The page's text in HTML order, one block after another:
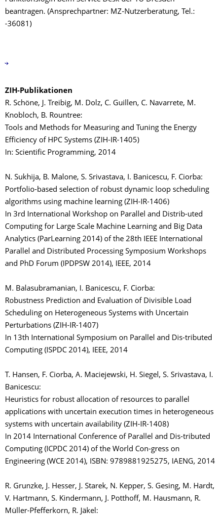
beantragen. (Ansprechpartner: MZ-Nutzerberatung, Tel.:
-36081)
ZIH-Publikationen
R. Schöne, J. Treibig, M. Dolz, C. Guillen, C. Navarrete, M.
Knobloch, B. Rountree:
Tools and Methods for Measuring and Tuning the Energy
Efficiency of HPC Systems (ZIH-IR-1405)
In: Scientific Programming, 2014
N. Sukhija, B. Malone, S. Srivastava, I. Banicescu, F. Ciorba:
Portfolio-based selection of robust dynamic loop scheduling
algorithms using machine learning (ZIH-IR-1406)
In 3rd International Workshop on Parallel and Distrib-uted
Computing for Large Scale Machine Learning and Big Data
Analytics (ParLearning 2014) of the 28th IEEE International
Parallel and Distributed Processing Symposium Workshops
and PhD Forum (IPDPSW 2014), IEEE, 2014
M. Balasubramanian, I. Banicescu, F. Ciorba:
Robustness Prediction and Evaluation of Divisible Load
Scheduling on Heterogeneous Systems with Uncertain
Perturbations (ZIH-IR-1407)
In 13th International Symposium on Parallel and Dis-tributed
Computing (ISPDC 2014), IEEE, 2014
T. Hansen, F. Ciorba, A. Maciejewski, H. Siegel, S. Srivastava, I.
Banicescu:
Heuristics for robust allocation of resources to parallel
applications with uncertain execution times in heterogeneous
systems with uncertain availability (ZIH-IR-1408)
In 2014 International Conference of Parallel and Dis-tributed
Computing (ICPDC 2014) of the World Con-gress on
Engineering (WCE 2014), ISBN: 9789881925275, IAENG, 2014
R. Grunzke, J. Hesser, J. Starek, N. Kepper, S. Gesing, M. Hardt,
V. Hartmann, S. Kindermann, J. Potthoff, M. Hausmann, R.
Müller-Pfefferkorn, R. Jäkel: